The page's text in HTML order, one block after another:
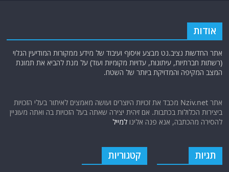
אודות
אתר החדשות נציב.נט מבצע איסוף ועיבוד של מידע ממקורות המודיעין הגלוי
(רשתות חברתיות, עיתונות, עדויות מקומיות ועוד) על מנת להביא את תמונת
המצב המקיפה והמדויקת ביותר של השטח.
אתר Nziv.net מכבד את זכויות היוצרים ועושה מאמצים לאיתור בעלי הזכויות
ביצירות הכלולות בכתבות. אם זיהית יצירה שאתה בעל הזכויות בה ואתה מעוניין
להסירה מהכתבה, אנא פנה אלינולמייל
תגיות קטגוריות